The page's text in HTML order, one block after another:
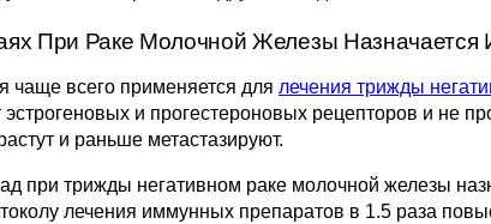
При Раке Молочной Железы Назначается
чаще всего применяется для лечения трижды
и прогестероновых рецепторов и не
и раньше метастазируют.
при трижды негативном раке молочной железы
лечения иммунных препаратов в 1.5 раза